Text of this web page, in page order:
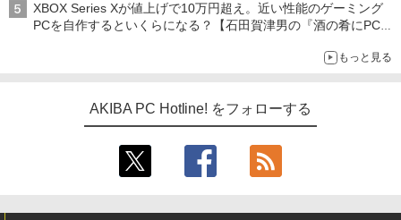
XBOX Series Xが値上げで10万円超え。近い性能のゲーミング
PCを自作するといくらになる？【石田賀津男の『酒の肴にPCゲ
もっと見る
AKIBA PC Hotline! をフォローする